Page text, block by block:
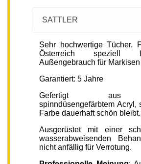
SATTLER
Sehr hochwertige Tücher.
Österreich speziell
Außengebrauch für Markisen
Garantiert: 5 Jahre
Gefertigt aus
spinndüsengefärbtem Acryl,
Farbe dauerhaft schön bleibt.
Ausgerüstet mit einer
wasserabweisenden
nicht anfällig für Verrotung.